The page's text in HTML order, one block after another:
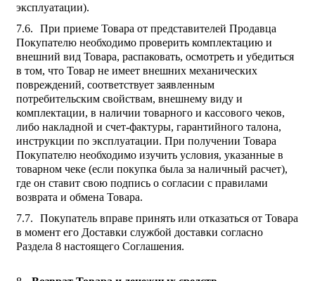
эксплуатации).
При приеме Товара от представителей Продавца
Покупателю необходимо проверить комплектацию и
внешний вид Товара, распаковать, осмотреть и убедиться
в том, что Товар не имеет внешних механических
повреждений, соответствует заявленным
потребительским свойствам, внешнему виду и
комплектации, в наличии товарного и кассового чеков,
либо накладной и счет-фактуры, гарантийного талона,
инструкции по эксплуатации. При получении Товара
Покупателю необходимо изучить условия, указанные в
товарном чеке (если покупка была за наличный расчет),
где он ставит свою подпись о согласии с правилами
возврата и обмена Товара.
Покупатель вправе принять или отказаться от Товара
в момент его Доставки службой доставки согласно
Раздела 8 настоящего Соглашения.